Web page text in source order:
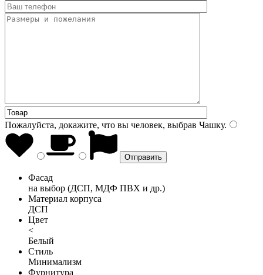
Пожалуйста, докажите, что вы человек, выбрав Чашку.
Фасад
на выбор (ДСП, МДФ ПВХ и др.)
Материал корпуса
ДСП
Цвет
<
Белый
Стиль
Минимализм
Фурнитура